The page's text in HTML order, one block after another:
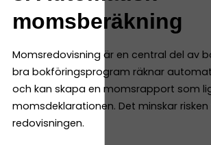
momsberäkning
Momsredovisning är en central del av
bra bokföringsprogram räknar
och kan skapa en momsrapport som
momsdeklarationen. Det minskar risken
redovisningen.